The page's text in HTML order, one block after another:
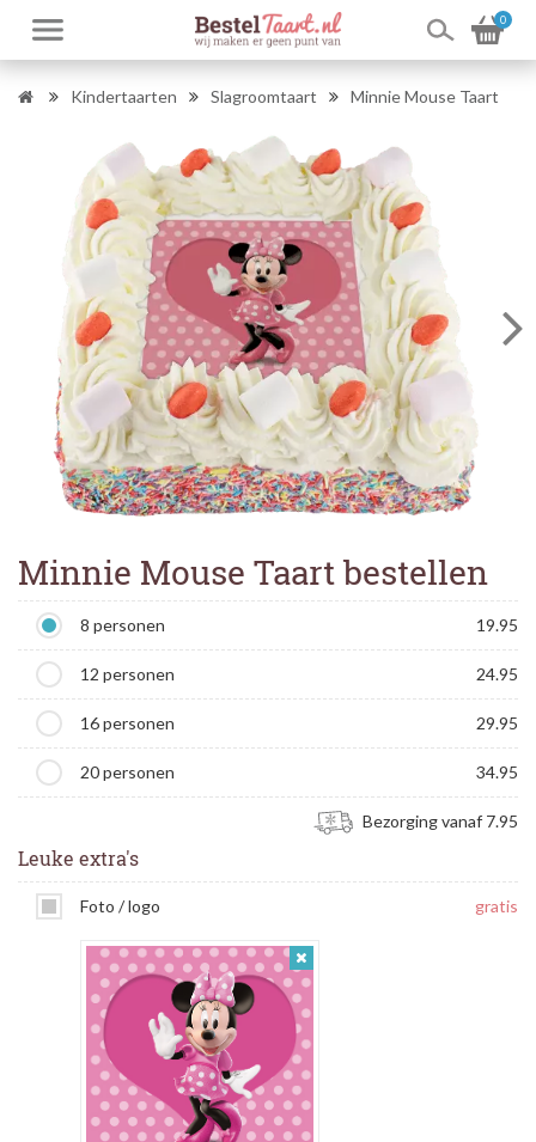
0
Kindertaarten Slagroomtaart Minnie Mouse Taart
Minnie Mouse Taart bestellen
8 personen 19.95
12 personen 24.95
16 personen 29.95
20 personen 34.95
Bezorging vanaf 7.95
Leuke extra's
Foto / logo gratis